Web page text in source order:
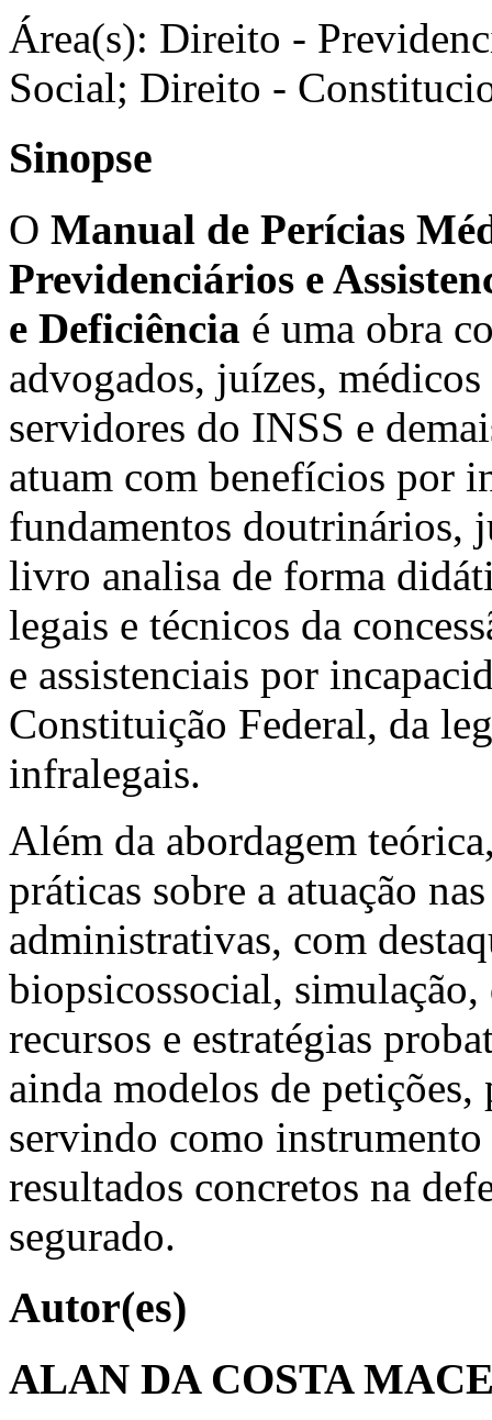
Área(s): Direito -
Social; Direito -
Sinopse
O Manual de Perícias
Previdenciários e
e Deficiência é uma obra
advogados, juízes,
servidores do INSS e
atuam com benefícios por
fundamentos doutrinários,
livro analisa de forma
legais e técnicos da
e assistenciais por
Constituição Federal, da
infralegais.
Além da abordagem
práticas sobre a atuação
administrativas, com
biopsicossocial,
recursos e estratégias
ainda modelos de petições,
servindo como
resultados concretos na
segurado.
Autor(es)
ALAN DA COSTA